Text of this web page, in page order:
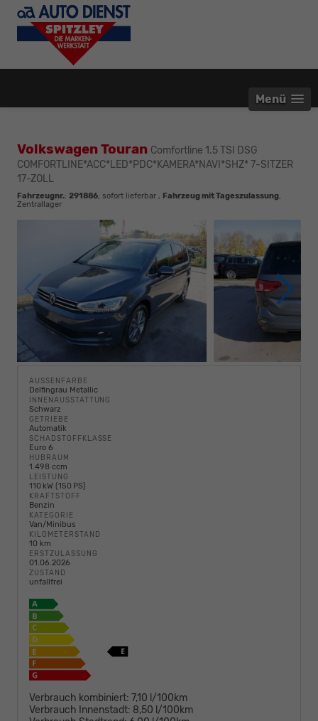
Menü
Volkswagen Touran Comfortline 1.5 TSI DSG
COMFORTLINE*ACC*LED*PDC*KAMERA*NAVI*SHZ* 7-SITZER
17-ZOLL
Fahrzeugnr.: 291886, sofort lieferbar , Fahrzeug mit Tageszulassung,
Zentrallager
AUSSENFARBE
Delfingrau Metallic
INNENAUSSTATTUNG
Schwarz
GETRIEBE
Automatik
SCHADSTOFFKLASSE
Euro 6
HUBRAUM
1.498 ccm
LEISTUNG
110 kW (150 PS)
KRAFTSTOFF
Benzin
KATEGORIE
Van/Minibus
KILOMETERSTAND
10 km
ERSTZULASSUNG
01.06.2026
ZUSTAND
unfallfrei
Verbrauch kombiniert: 7,10 l/100km
Verbrauch Innenstadt: 8,50 l/100km